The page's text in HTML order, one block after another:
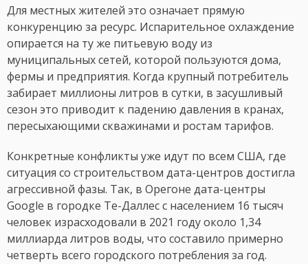
Для местных жителей это означает прямую
конкуренцию за ресурс. Испарительное охлаждение
опирается на ту же питьевую воду из
муниципальных сетей, которой пользуются дома,
фермы и предприятия. Когда крупный потребитель
забирает миллионы литров в сутки, в засушливый
сезон это приводит к падению давления в кранах,
пересыхающими скважинами и ростам тарифов.
Конкретные конфликты уже идут по всем США, где
ситуация со строительством дата-центров достигла
агрессивной фазы. Так, в Орегоне дата-центры
Google в городке Те-Даллес с населением 16 тысяч
человек израсходовали в 2021 году около 1,34
миллиарда литров воды, что составило примерно
четверть всего городского потребления за год.